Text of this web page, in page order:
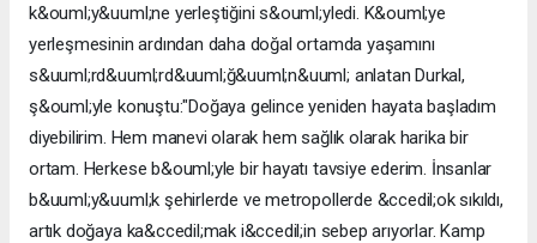
k&ouml;y&uuml;ne yerleştiğini s&ouml;yledi. K&ouml;ye
yerleşmesinin ardından daha doğal ortamda yaşamını
s&uuml;rd&uuml;rd&uuml;ğ&uuml;n&uuml; anlatan Durkal,
ş&ouml;yle konuştu:"Doğaya gelince yeniden hayata başladım
diyebilirim. Hem manevi olarak hem sağlık olarak harika bir
ortam. Herkese b&ouml;yle bir hayatı tavsiye ederim. İnsanlar
b&uuml;y&uuml;k şehirlerde ve metropollerde &ccedil;ok sıkıldı,
artık doğaya ka&ccedil;mak i&ccedil;in sebep arıyorlar. Kamp